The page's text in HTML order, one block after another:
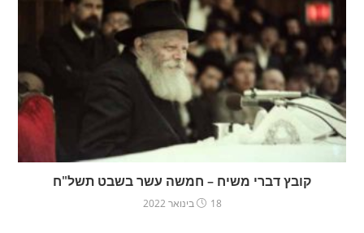
קובץ דברי משיח – חמשה עשר בשבט תשל"ח
18 בינואר 2022